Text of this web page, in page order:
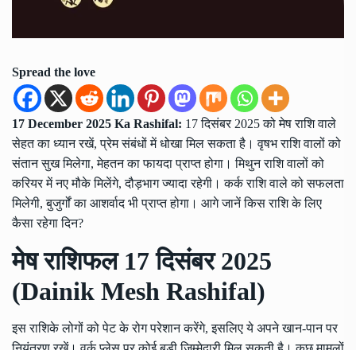
Spread the love
17 December 2025 Ka Rashifal: 17 दिसंबर 2025 को मेष राशि वाले
सेहत का ध्यान रखें, प्रेम संबंधों में धोखा मिल सकता है। वृषभ राशि वालों को
संतान सुख मिलेगा, मेहतन का फायदा प्राप्त होगा। मिथुन राशि वालों को
करियर में नए मौके मिलेंगे, दौड़भाग ज्यादा रहेगी। कर्क राशि वाले को सफलता
मिलेगी, बुजुर्गों का आशर्वाद भी प्राप्त होगा। आगे जानें किस राशि के लिए
कैसा रहेगा दिन?
मेष राशिफल 17 दिसंबर 2025
(Dainik Mesh Rashifal)
इस राशिके लोगों को पेट के रोग परेशान करेंगे, इसलिए ये अपने खान-पान पर